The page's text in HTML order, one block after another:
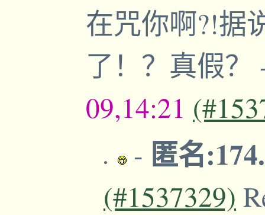
在咒你啊?!据
了！？真假？
09,14:21
- 匿名
(#1537329)